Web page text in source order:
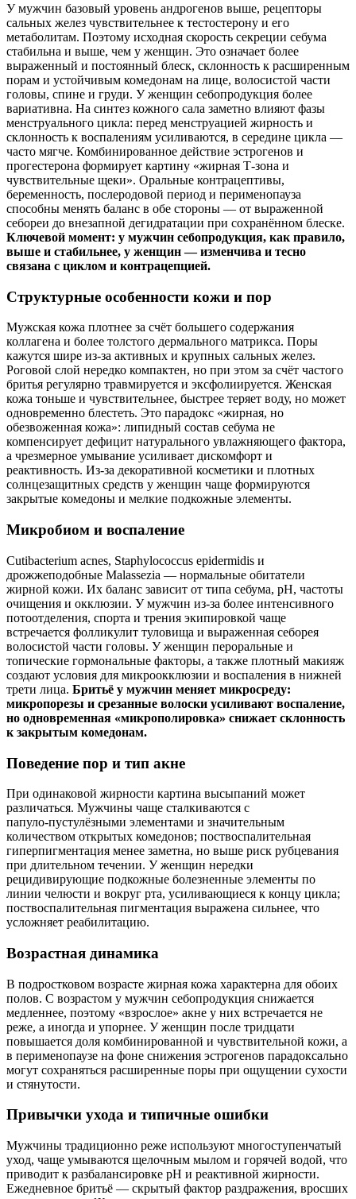
У мужчин базовый уровень андрогенов выше, рецепторы
сальных желез чувствительнее к тестостерону и его
метаболитам. Поэтому исходная скорость секреции себума
стабильна и выше, чем у женщин. Это означает более
выраженный и постоянный блеск, склонность к расширенным
порам и устойчивым комедонам на лице, волосистой части
головы, спине и груди. У женщин себопродукция более
вариативна. На синтез кожного сала заметно влияют фазы
менструального цикла: перед менструацией жирность и
склонность к воспалениям усиливаются, в середине цикла —
часто мягче. Комбинированное действие эстрогенов и
прогестерона формирует картину «жирная Т‑зона и
чувствительные щеки». Оральные контрацептивы,
беременность, послеродовой период и перименопауза
способны менять баланс в обе стороны — от выраженной
себореи до внезапной дегидратации при сохранённом блеске.
Ключевой момент: у мужчин себопродукция, как правило,
выше и стабильнее, у женщин — изменчива и тесно
связана с циклом и контрацепцией.
Структурные особенности кожи и пор
Мужская кожа плотнее за счёт большего содержания
коллагена и более толстого дермального матрикса. Поры
кажутся шире из‑за активных и крупных сальных желез.
Роговой слой нередко компактен, но при этом за счёт частого
бритья регулярно травмируется и эксфолиируется. Женская
кожа тоньше и чувствительнее, быстрее теряет воду, но может
одновременно блестеть. Это парадокс «жирная, но
обезвоженная кожа»: липидный состав себума не
компенсирует дефицит натурального увлажняющего фактора,
а чрезмерное умывание усиливает дискомфорт и
реактивность. Из‑за декоративной косметики и плотных
солнцезащитных средств у женщин чаще формируются
закрытые комедоны и мелкие подкожные элементы.
Микробиом и воспаление
Cutibacterium acnes, Staphylococcus epidermidis и
дрожжеподобные Malassezia — нормальные обитатели
жирной кожи. Их баланс зависит от типа себума, pH, частоты
очищения и окклюзии. У мужчин из‑за более интенсивного
потоотделения, спорта и трения экипировкой чаще
встречается фолликулит туловища и выраженная себорея
волосистой части головы. У женщин пероральные и
топические гормональные факторы, а также плотный макияж
создают условия для микроокклюзии и воспаления в нижней
трети лица. Бритьё у мужчин меняет микросреду:
микропорезы и срезанные волоски усиливают воспаление,
но одновременная «микрополировка» снижает склонность
к закрытым комедонам.
Поведение пор и тип акне
При одинаковой жирности картина высыпаний может
различаться. Мужчины чаще сталкиваются с
папуло‑пустулёзными элементами и значительным
количеством открытых комедонов; поствоспалительная
гиперпигментация менее заметна, но выше риск рубцевания
при длительном течении. У женщин нередки
рецидивирующие подкожные болезненные элементы по
линии челюсти и вокруг рта, усиливающиеся к концу цикла;
поствоспалительная пигментация выражена сильнее, что
усложняет реабилитацию.
Возрастная динамика
В подростковом возрасте жирная кожа характерна для обоих
полов. С возрастом у мужчин себопродукция снижается
медленнее, поэтому «взрослое» акне у них встречается не
реже, а иногда и упорнее. У женщин после тридцати
повышается доля комбинированной и чувствительной кожи, а
в перименопаузе на фоне снижения эстрогенов парадоксально
могут сохраняться расширенные поры при ощущении сухости
и стянутости.
Привычки ухода и типичные ошибки
Мужчины традиционно реже используют многоступенчатый
уход, чаще умываются щелочным мылом и горячей водой, что
приводит к разбалансировке pH и реактивной жирности.
Ежедневное бритьё — скрытый фактор раздражения, вросших